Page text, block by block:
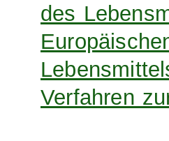
des
Verfahren